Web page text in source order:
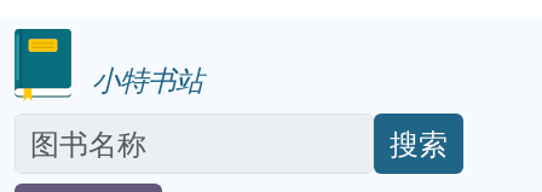
小特书站
搜索